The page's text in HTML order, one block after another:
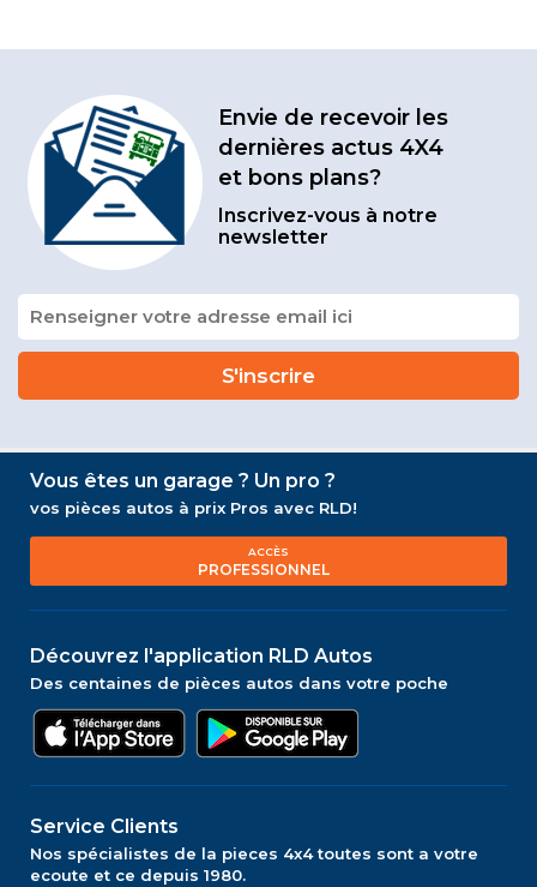
Envie de recevoir les
dernières actus 4X4
et bons plans?
Inscrivez-vous à notre
newsletter
Vous êtes un garage ? Un pro ?
vos pièces autos à prix Pros avec RLD!
ACCÈS
PROFESSIONNEL
Découvrez l'application RLD Autos
Des centaines de pièces autos dans votre poche
Service Clients
Nos spécialistes de la pieces 4x4 toutes sont a votre
ecoute et ce depuis 1980.